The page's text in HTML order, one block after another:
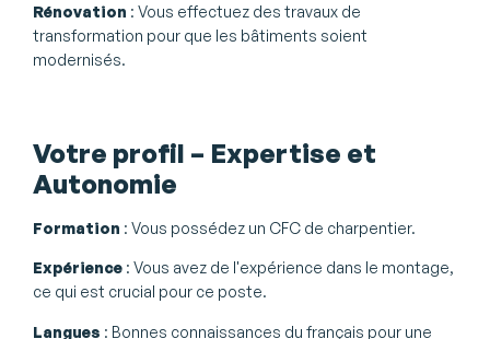
Rénovation : Vous effectuez des travaux de
transformation pour que les bâtiments soient
modernisés.
Votre profil – Expertise et
Autonomie
Formation : Vous possédez un CFC de charpentier.
Expérience : Vous avez de l'expérience dans le montage,
ce qui est crucial pour ce poste.
Langues : Bonnes connaissances du français pour une